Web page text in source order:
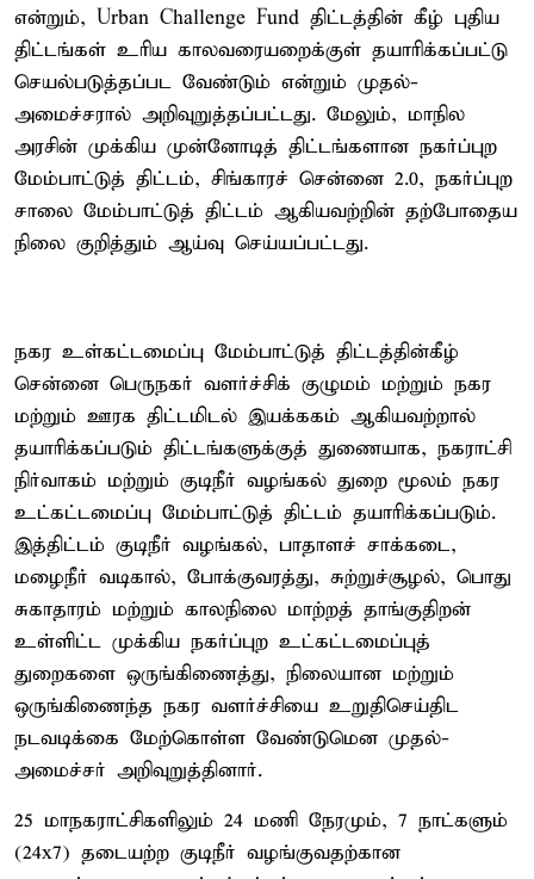
என்றும், Urban Challenge Fund திட்டத்தின் கீழ் புதிய
திட்டங்கள் உரிய காலவரையறைக்குள் தயாரிக்கப்பட்டு
செயல்படுத்தப்பட வேண்டும் என்றும் முதல்-
அமைச்சரால் அறிவுறுத்தப்பட்டது. மேலும், மாநில
அரசின் முக்கிய முன்னோடித் திட்டங்களான நகர்ப்புற
மேம்பாட்டுத் திட்டம், சிங்காரச் சென்னை 2.0, நகர்ப்புற
சாலை மேம்பாட்டுத் திட்டம் ஆகியவற்றின் தற்போதைய
நிலை குறித்தும் ஆய்வு செய்யப்பட்டது.
நகர உள்கட்டமைப்பு மேம்பாட்டுத் திட்டத்தின்கீழ்
சென்னை பெருநகர் வளர்ச்சிக் குழுமம் மற்றும் நகர
மற்றும் ஊரக திட்டமிடல் இயக்ககம் ஆகியவற்றால்
தயாரிக்கப்படும் திட்டங்களுக்குத் துணையாக, நகராட்சி
நிர்வாகம் மற்றும் குடிநீர் வழங்கல் துறை மூலம் நகர
உட்கட்டமைப்பு மேம்பாட்டுத் திட்டம் தயாரிக்கப்படும்.
இத்திட்டம் குடிநீர் வழங்கல், பாதாளச் சாக்கடை,
மழைநீர் வடிகால், போக்குவரத்து, சுற்றுச்சூழல், பொது
சுகாதாரம் மற்றும் காலநிலை மாற்றத் தாங்குதிறன்
உள்ளிட்ட முக்கிய நகர்ப்புற உட்கட்டமைப்புத்
துறைகளை ஒருங்கிணைத்து, நிலையான மற்றும்
ஒருங்கிணைந்த நகர வளர்ச்சியை உறுதிசெய்திட
நடவடிக்கை மேற்கொள்ள வேண்டுமென முதல்-
அமைச்சர் அறிவுறுத்தினார்.
25 மாநகராட்சிகளிலும் 24 மணி நேரமும், 7 நாட்களும்
(24x7) தடையற்ற குடிநீர் வழங்குவதற்கான